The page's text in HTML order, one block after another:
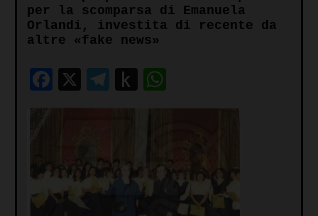
per la scomparsa di Emanuela
Orlandi, investita di recente da
altre «fake news»
Facebook
X Telegram
Push